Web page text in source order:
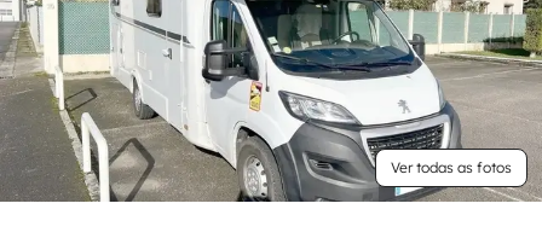
Ver todas as fotos